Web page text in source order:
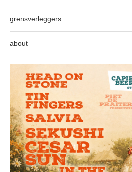
grensverleggers
about